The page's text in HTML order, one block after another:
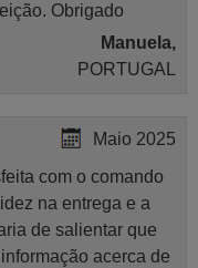
Obrigado
Manuela,
PORTUGAL
Maio 2025
com o comando
na entrega e a
de salientar que
acerca de